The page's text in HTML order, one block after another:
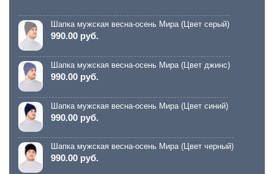
Шапка мужская весна-осень Мира (Цвет серый)
990.00 руб.
Шапка мужская весна-осень Мира (Цвет джинс)
990.00 руб.
Шапка мужская весна-осень Мира (Цвет синий)
990.00 руб.
Шапка мужская весна-осень Мира (Цвет черный)
990.00 руб.